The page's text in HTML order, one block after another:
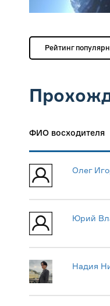
Рейтинг
ФИО восходителя
Олег
Юрий
Надия